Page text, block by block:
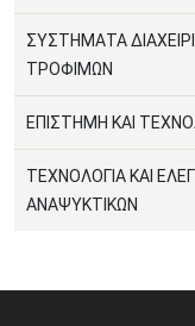
ΣΥΣΤΗΜΑΤΑ
ΤΡΟΦΙΜΩΝ
ΕΠΙΣΤΗΜΗ ΚΑΙ
ΤΕΧΝΟΛΟΓΙΑ ΚΑΙ
ΑΝΑΨΥΚΤΙΚΩΝ